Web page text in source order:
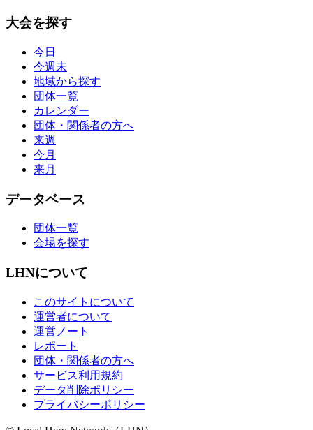
大会を探す
今日
今週末
地域から探す
団体一覧
カレンダー
団体・関係者の方へ
来週
今月
来月
データベース
団体一覧
会場を探す
LHNについて
このサイトについて
運営者について
運営ノート
レポート
団体・関係者の方へ
サービス利用規約
データ削除ポリシー
プライバシーポリシー